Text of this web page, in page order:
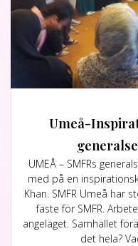
Umeå-
UMEÅ – SMFRs
med på en
Khan. SMFR Umeå har
fäste för SMFR.
angeläget. Samhället
det hela?